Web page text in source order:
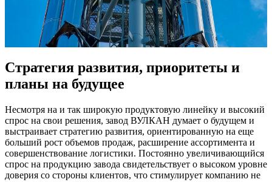
Стратегия развития, приоритеты и
планы на будущее
Несмотря на и так широкую продуктовую линейку и высокий
спрос на свои решения, завод ВУЛКАН думает о будущем и
выстраивает стратегию развития, ориентированную на еще
больший рост объемов продаж, расширение ассортимента и
совершенствование логистики. Постоянно увеличивающийся
спрос на продукцию завода свидетельствует о высоком уровне
доверия со стороны клиентов, что стимулирует компанию не